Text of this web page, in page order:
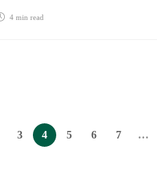
4 min read
3 4 5 6 7 …